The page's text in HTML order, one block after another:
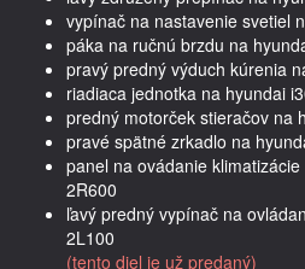
vypínač na nastavenie svetiel
páka na ručnú brzdu na
pravý predný výduch kúrenia
riadiaca jednotka na hyundai
predný motorček stieračov na
pravé spätné zrkadlo na
panel na ovádanie
2R600
ľavý predný vypínač na
2L100
(tento diel je už predaný)